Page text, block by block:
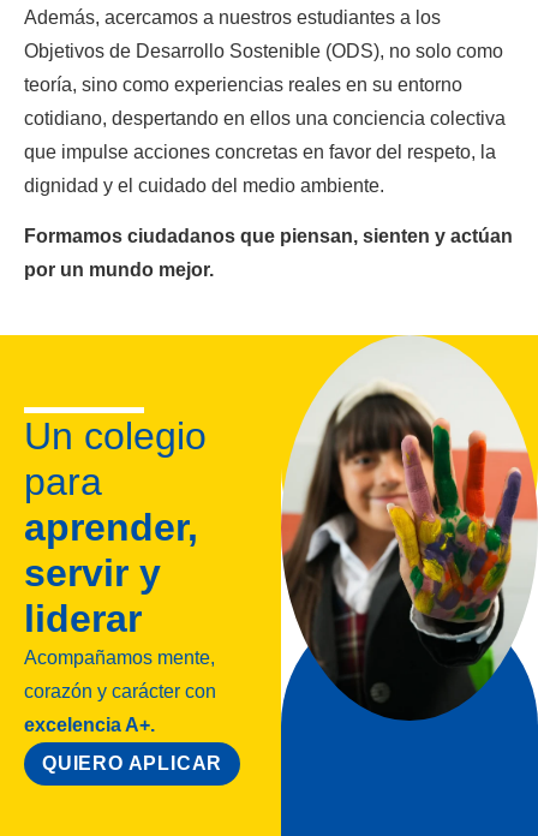
Además, acercamos a nuestros estudiantes a los
Objetivos de Desarrollo Sostenible (ODS), no solo como
teoría, sino como experiencias reales en su entorno
cotidiano, despertando en ellos una conciencia colectiva
que impulse acciones concretas en favor del respeto, la
dignidad y el cuidado del medio ambiente.
Formamos ciudadanos que piensan, sienten y actúan
por un mundo mejor.
Un colegio
para
aprender,
servir y
liderar
Acompañamos mente,
corazón y carácter con
excelencia A+.
QUIERO APLICAR